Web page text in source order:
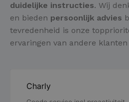
duidelijke instructies. Wij
en bieden persoonlijk advies
tevredenheid is onze
ervaringen van andere